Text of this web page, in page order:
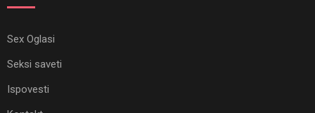
Sex Oglasi
Seksi saveti
Ispovesti